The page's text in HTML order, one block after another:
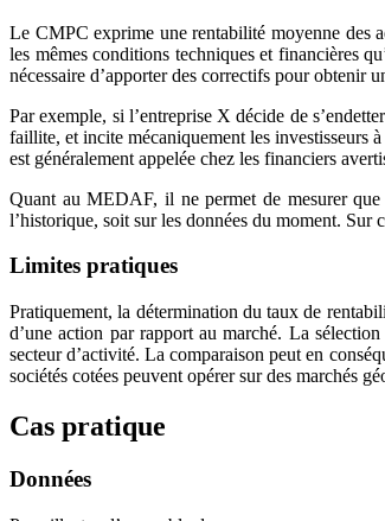
Le CMPC exprime une rentabilité moyenne des
les mêmes conditions techniques et financières
nécessaire d’apporter des correctifs pour obtenir
Par exemple, si l’entreprise X décide de
faillite, et incite mécaniquement les investisseurs
est généralement appelée chez les financiers
Quant au MEDAF, il ne permet de mesurer que
l’historique, soit sur les données du moment.
Limites pratiques
Pratiquement, la détermination du taux de
d’une action par rapport au marché. La
secteur d’activité. La comparaison peut en
sociétés cotées peuvent opérer sur des marchés
Cas pratique
Données